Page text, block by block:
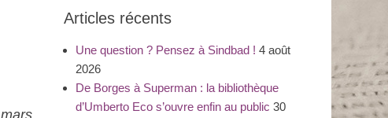
Articles récents
Une question ? Pensez à Sindbad ! 4 août
2026
De Borges à Superman : la bibliothèque
d’Umberto Eco s’ouvre enfin au public 30